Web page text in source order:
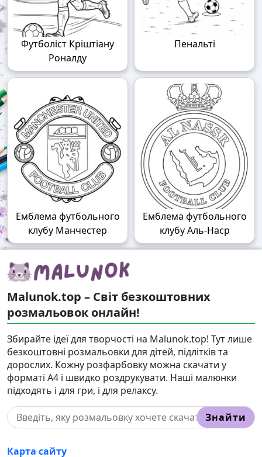
Футболіст Кріштіану
Роналду
Пенальті
Емблема футбольного
клубу Манчестер
Емблема футбольного
клубу Аль-Наср
Malunok.top – Світ безкоштовних
розмальовок онлайн!
Збирайте ідеї для творчості на Malunok.top! Тут лише
безкоштовні розмальовки для дітей, підлітків та
дорослих. Кожну розфарбовку можна скачати у
форматі А4 і швидко роздрукувати. Наші малюнки
підходять і для гри, і для релаксу.
Знайти
Карта сайту